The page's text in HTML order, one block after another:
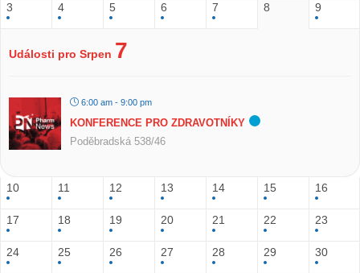
3 4 5 6 7 8 9
Události pro Srpen 7
6:00 am - 9:00 pm
KONFERENCE PRO ZDRAVOTNÍKY
Poděbradská 538/46
10 11 12 13 14 15 16
17 18 19 20 21 22 23
24 25 26 27 28 29 30